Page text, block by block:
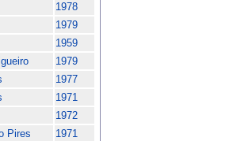
1978
1979
1959
1979
1977
1971
1972
Pires
1971